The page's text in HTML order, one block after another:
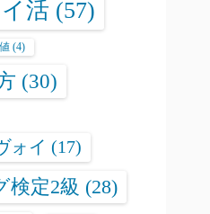
活 (57)
(4)
(30)
ォイ (17)
検定2級 (28)